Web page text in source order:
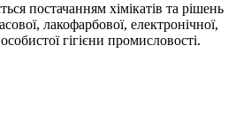
постачанням хімікатів та рішень
лакофарбової, електронічної,
гігієни промисловості.